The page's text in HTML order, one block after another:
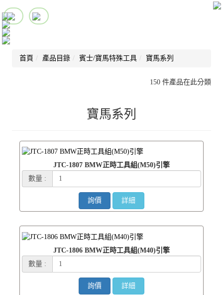
首頁 產品目錄 賓士/寶馬特殊工具 寶馬系列
150 件產品在此分類
寶馬系列
JTC-1807 BMW正時工具組(M50)引擎
數量 :
詢價 詳細
JTC-1806 BMW正時工具組(M40)引擎
數量 :
詢價 詳細